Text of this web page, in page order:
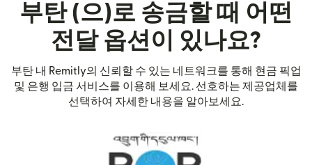
부탄 (으)로 송금할 때 어떤
전달 옵션이 있나요?
부탄 내 Remitly의 신뢰할 수 있는 네트워크를 통해 현금 픽업
및 은행 입금 서비스를 이용해 보세요. 선호하는 제공업체를
선택하여 자세한 내용을 알아보세요.